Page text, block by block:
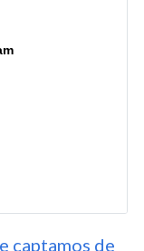
captamos de